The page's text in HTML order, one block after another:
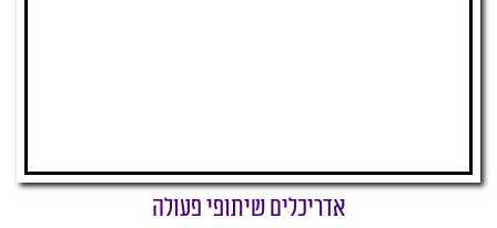
אדריכלים שיתופי פעולה